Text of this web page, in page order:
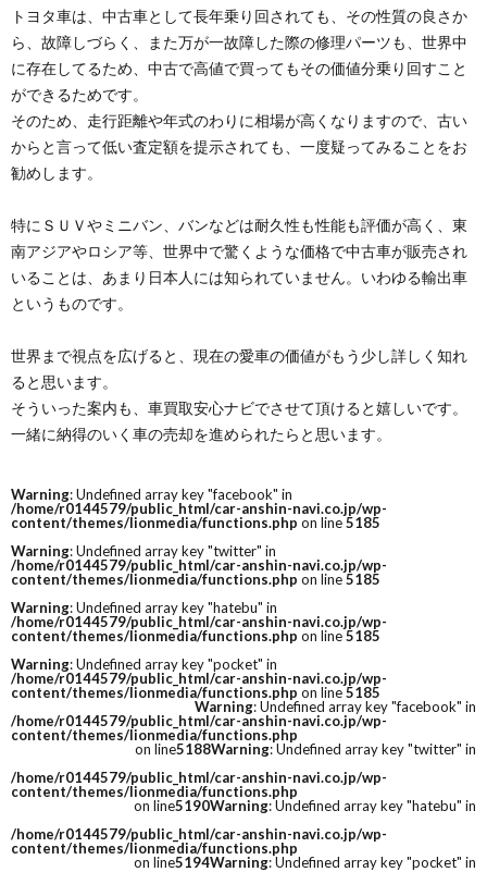
トヨタ車は、中古車として長年乗り回されても、その性質の良さか
ら、故障しづらく、また万が一故障した際の修理パーツも、世界中
に存在してるため、中古で高値で買ってもその価値分乗り回すこと
ができるためです。
そのため、走行距離や年式のわりに相場が高くなりますので、古い
からと言って低い査定額を提示されても、一度疑ってみることをお
勧めします。
特にＳＵＶやミニバン、バンなどは耐久性も性能も評価が高く、東
南アジアやロシア等、世界中で驚くような価格で中古車が販売され
いることは、あまり日本人には知られていません。いわゆる輸出車
というものです。
世界まで視点を広げると、現在の愛車の価値がもう少し詳しく知れ
ると思います。
そういった案内も、車買取安心ナビでさせて頂けると嬉しいです。
一緒に納得のいく車の売却を進められたらと思います。
Warning: Undefined array key "facebook" in
/home/r0144579/public_html/car-anshin-navi.co.jp/wp-
content/themes/lionmedia/functions.php on line5185
Warning: Undefined array key "twitter" in
/home/r0144579/public_html/car-anshin-navi.co.jp/wp-
content/themes/lionmedia/functions.php on line5185
Warning: Undefined array key "hatebu" in
/home/r0144579/public_html/car-anshin-navi.co.jp/wp-
content/themes/lionmedia/functions.php on line5185
Warning: Undefined array key "pocket" in
/home/r0144579/public_html/car-anshin-navi.co.jp/wp-
content/themes/lionmedia/functions.php on line5185
Warning: Undefined array key "facebook" in
/home/r0144579/public_html/car-anshin-navi.co.jp/wp-
content/themes/lionmedia/functions.php
on line5188Warning: Undefined array key "twitter" in
/home/r0144579/public_html/car-anshin-navi.co.jp/wp-
content/themes/lionmedia/functions.php
on line5190Warning: Undefined array key "hatebu" in
/home/r0144579/public_html/car-anshin-navi.co.jp/wp-
content/themes/lionmedia/functions.php
on line5194Warning: Undefined array key "pocket" in